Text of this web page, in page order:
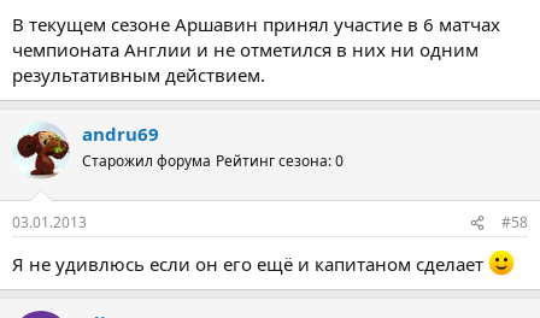
В текущем сезоне Аршавин принял участие в 6 матчах
чемпионата Англии и не отметился в них ни одним
результативным действием.
andru69
Старожил форума Рейтинг сезона: 0
03.01.2013 #58
Я не удивлюсь если он его ещё и капитаном сделает